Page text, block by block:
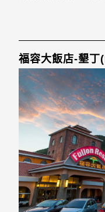
客。 住宿位置優越讓
福容大飯店-墾